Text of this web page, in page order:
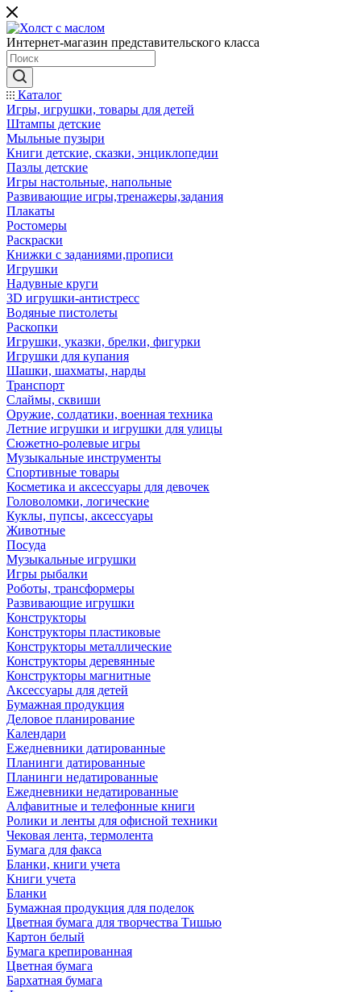
Интернет-магазин представительского класса
Каталог
Игры, игрушки, товары для детей
Штампы детские
Мыльные пузыри
Книги детские, сказки, энциклопедии
Пазлы детские
Игры настольные, напольные
Развивающие игры,тренажеры,задания
Плакаты
Ростомеры
Раскраски
Книжки с заданиями,прописи
Игрушки
Надувные круги
3D игрушки-антистресс
Водяные пистолеты
Раскопки
Игрушки, указки, брелки, фигурки
Игрушки для купания
Шашки, шахматы, нарды
Транспорт
Слаймы, сквиши
Оружие, солдатики, военная техника
Летние игрушки и игрушки для улицы
Сюжетно-ролевые игры
Музыкальные инструменты
Спортивные товары
Косметика и аксессуары для девочек
Головоломки, логические
Куклы, пупсы, аксессуары
Животные
Посуда
Музыкальные игрушки
Игры рыбалки
Роботы, трансформеры
Развивающие игрушки
Конструкторы
Конструкторы пластиковые
Конструкторы металлические
Конструкторы деревянные
Конструкторы магнитные
Аксессуары для детей
Бумажная продукция
Деловое планирование
Календари
Ежедневники датированные
Планинги датированные
Планинги недатированные
Ежедневники недатированные
Алфавитные и телефонные книги
Ролики и ленты для офисной техники
Чековая лента, термолента
Бумага для факса
Бланки, книги учета
Книги учета
Бланки
Бумажная продукция для поделок
Цветная бумага для творчества Тишью
Картон белый
Бумага крепированная
Цветная бумага
Бархатная бумага